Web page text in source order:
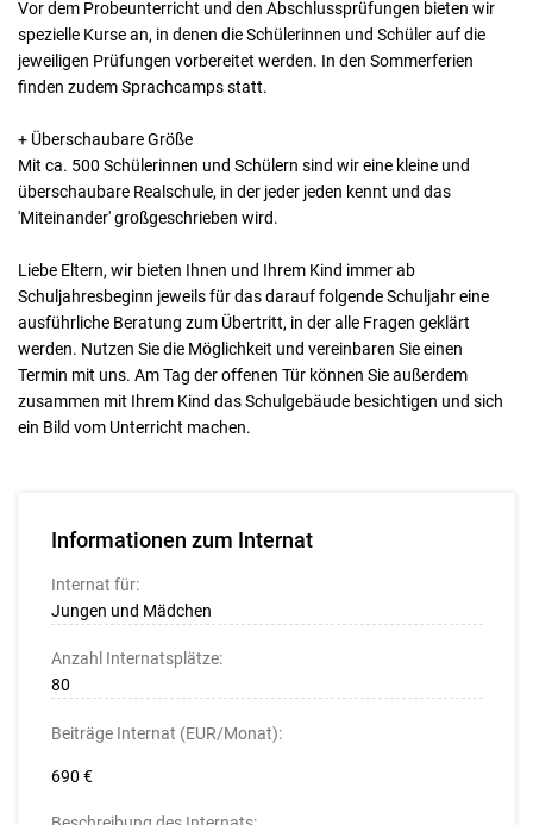
Vor dem Probeunterricht und den Abschlussprüfungen bieten wir
spezielle Kurse an, in denen die Schülerinnen und Schüler auf die
jeweiligen Prüfungen vorbereitet werden. In den Sommerferien
finden zudem Sprachcamps statt.
+ Überschaubare Größe
Mit ca. 500 Schülerinnen und Schülern sind wir eine kleine und
überschaubare Realschule, in der jeder jeden kennt und das
'Miteinander' großgeschrieben wird.
Liebe Eltern, wir bieten Ihnen und Ihrem Kind immer ab
Schuljahresbeginn jeweils für das darauf folgende Schuljahr eine
ausführliche Beratung zum Übertritt, in der alle Fragen geklärt
werden. Nutzen Sie die Möglichkeit und vereinbaren Sie einen
Termin mit uns. Am Tag der offenen Tür können Sie außerdem
zusammen mit Ihrem Kind das Schulgebäude besichtigen und sich
ein Bild vom Unterricht machen.
Informationen zum Internat
Internat für:
Jungen und Mädchen
Anzahl Internatsplätze:
80
Beiträge Internat (EUR/Monat):
690 €